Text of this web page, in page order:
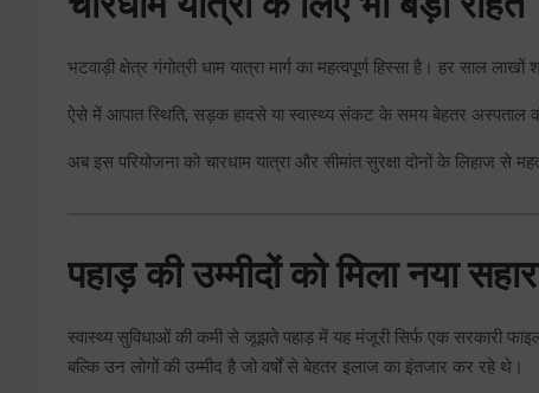
भटवाड़ी क्षेत्र गंगोत्री धाम यात्रा मार्ग का महत्वपूर्ण हिस्सा है। हर साल
ऐसे में आपात स्थिति, सड़क हादसे या स्वास्थ्य संकट के समय बेहतर अस्पताल की
अब इस परियोजना को चारधाम यात्रा और सीमांत सुरक्षा दोनों के लिहाज से
पहाड़ की उम्मीदों को मिला नया
स्वास्थ्य सुविधाओं की कमी से जूझते पहाड़ में यह मंजूरी सिर्फ एक सरकारी
बल्कि उन लोगों की उम्मीद है जो वर्षों से बेहतर इलाज का इंतजार कर रहे थे।